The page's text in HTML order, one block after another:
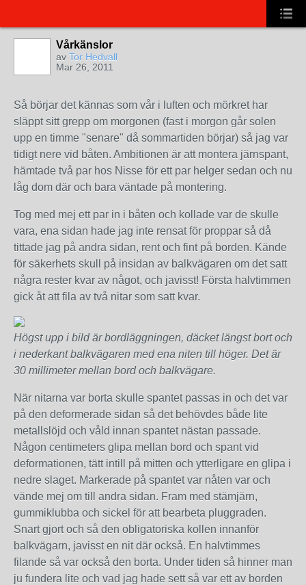
Vårkänslor
av Tor Hedvall
Mar 26, 2011
Så börjar det kännas som vår i luften och mörkret har
släppt sitt grepp om morgonen (fast i morgon går solen
upp en timme "senare" då sommartiden börjar) så jag var
tidigt nere vid båten. Ambitionen är att montera järnspant,
hämtade två par hos Nisse för ett par helger sedan och nu
låg dom där och bara väntade på montering.
Tog med mej ett par in i båten och kollade var de skulle
vara, ena sidan hade jag inte rensat för proppar så då
tittade jag på andra sidan, rent och fint på borden. Kände
för säkerhets skull på insidan av balkvägaren om det satt
några rester kvar av något, och javisst! Första halvtimmen
gick åt att fila av två nitar som satt kvar.
Högst upp i bild är bordläggningen, däcket längst bort och
i nederkant balkvägaren med ena niten till höger. Det är
30 millimeter mellan bord och balkvägare.
När nitarna var borta skulle spantet passas in och det var
på den deformerade sidan så det behövdes både lite
metallslöjd och våld innan spantet nästan passade.
Någon centimeters glipa mellan bord och spant vid
deformationen, tätt intill på mitten och ytterligare en glipa i
nedre slaget. Markerade på spantet var nåten var och
vände mej om till andra sidan. Fram med stämjärn,
gummiklubba och sickel för att bearbeta pluggraden.
Snart gjort och så den obligatoriska kollen innanför
balkvägarn, javisst en nit där också. En halvtimmes
filande så var också den borta. Under tiden så hinner man
ju fundera lite och vad jag hade sett så var ett av borden